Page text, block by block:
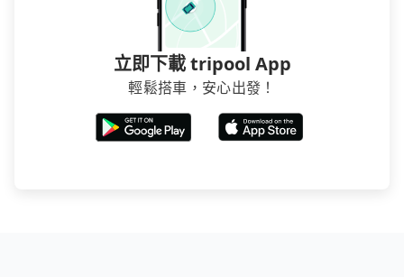
立即下載 tripool App
輕鬆搭車，安心出發！